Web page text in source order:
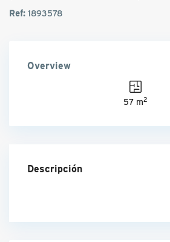
Ref:1893578
Overview
57 m2
Descripción